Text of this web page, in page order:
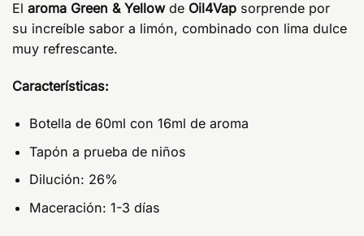
El aroma Green & Yellow de Oil4Vap sorprende por
su increíble sabor a limón, combinado con lima dulce
muy refrescante.
Características:
Botella de 60ml con 16ml de aroma
Tapón a prueba de niños
Dilución: 26%
Maceración: 1-3 días